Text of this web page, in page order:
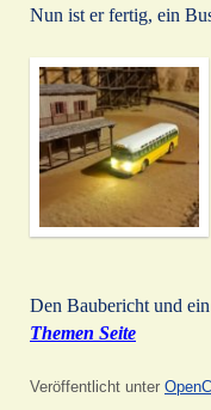
Nun ist er fertig, ein
Den Baubericht und
Themen Seite
Veröffentlicht unter